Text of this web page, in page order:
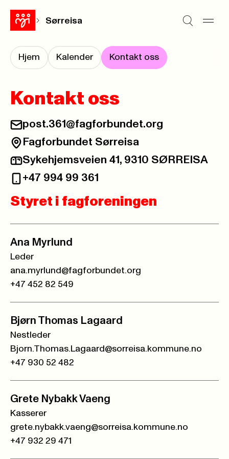
Sørreisa
Hjem Kalender Kontakt oss
Kontakt oss
post.361@fagforbundet.org
Fagforbundet Sørreisa
Sykehjemsveien 41, 9310 SØRREISA
+47 994 99 361
Styret i fagforeningen
Ana Myrlund
Leder
ana.myrlund@fagforbundet.org
+47 452 82 549
Bjørn Thomas Lagaard
Nestleder
Bjorn.Thomas.Lagaard@sorreisa.kommune.no
+47 930 52 482
Grete Nybakk Vaeng
Kasserer
grete.nybakk.vaeng@sorreisa.kommune.no
+47 932 29 471